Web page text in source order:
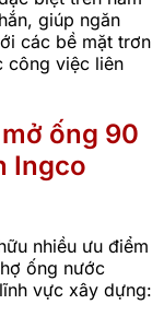
giúp ngăn
các bề mặt trơn
công việc liên
ống 90
Ingco
nhiều ưu điểm
ống nước
vực xây dựng: